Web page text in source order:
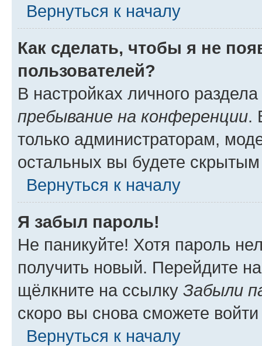
Вернуться к началу
Как сделать, чтобы я не
пользователей?
В настройках личного
пребывание на конференции.
только администраторам,
остальных вы будете
Вернуться к началу
Я забыл пароль!
Не паникуйте! Хотя пароль
получить новый. Перейдите
щёлкните на ссылку Забыли
скоро вы снова сможете
Вернуться к началу